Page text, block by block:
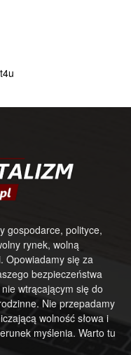
gospodarce, polityce,
rynek, wolną
Opowiadamy się za
bezpieczeństwa
wtrącającym się do
Nie przepadamy
wolność słowa i
myślenia. Warto tu